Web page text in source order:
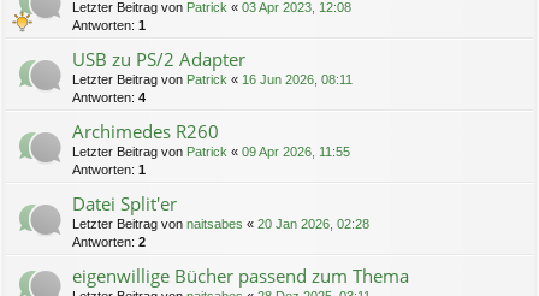
Letzter Beitrag von Patrick « 03 Apr 2023, 12:08
Antworten: 1
USB zu PS/2 Adapter
Letzter Beitrag von Patrick « 16 Jun 2026, 08:11
Antworten: 4
Archimedes R260
Letzter Beitrag von Patrick « 09 Apr 2026, 11:55
Antworten: 1
Datei Split'er
Letzter Beitrag von naitsabes « 20 Jan 2026, 02:28
Antworten: 2
eigenwillige Bücher passend zum Thema